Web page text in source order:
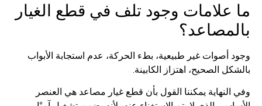
ما علامات وجود تلف في قطع الغيار
بالمصاعد؟
وجود أصوات غير طبيعية، بطء الحركة، عدم استجابة الأبواب
بالشكل الصحيح، اهتزاز الكابينة.
وفي النهاية يمكننا القول بأن قطع غيار مصاعد​ هي العنصر